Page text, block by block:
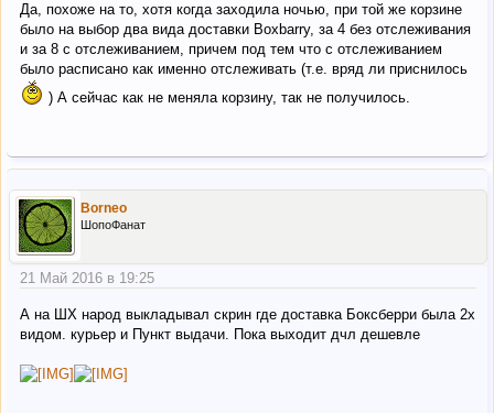
Да, похоже на то, хотя когда заходила ночью, при той же корзине
было на выбор два вида доставки Boxbarry, за 4 без отслеживания
и за 8 с отслеживанием, причем под тем что с отслеживанием
было расписано как именно отслеживать (т.е. вряд ли приснилось
) А сейчас как не меняла корзину, так не получилось.
Borneo
ШопоФанат
21 Май 2016 в 19:25
А на ШХ народ выкладывал скрин где доставка Боксберри была 2х
видом. курьер и Пункт выдачи. Пока выходит дчл дешевле